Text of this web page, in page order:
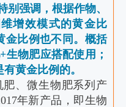
别强调，根据作物、
增效模式的黄金比
金比例也不同。概括
物肥应搭配使用；
黄金比例的。
、微生物肥系列产
年新产品，即生物